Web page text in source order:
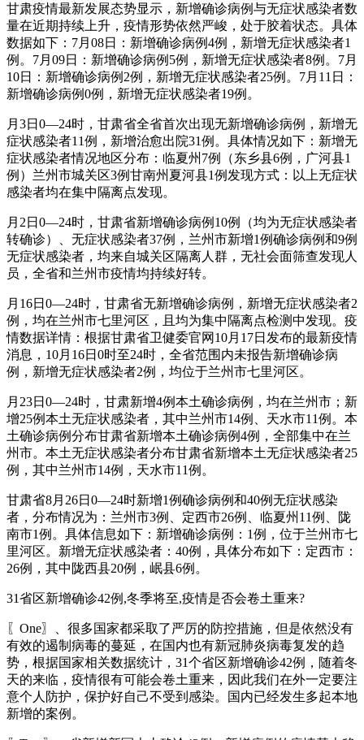
甘肃疫情最新发展态势显示，新增确诊病例与无症状感染者数
量在近期持续上升，疫情形势依然严峻，处于胶着状态。具体
数据如下：7月08日：新增确诊病例4例，新增无症状感染者1
例。7月09日：新增确诊病例5例，新增无症状感染者8例。7月
10日：新增确诊病例2例，新增无症状感染者25例。7月11日：
新增确诊病例0例，新增无症状感染者19例。
月3日0—24时，甘肃省全省首次出现无新增确诊病例，新增无
症状感染者11例，新增治愈出院31例。具体情况如下：新增无
症状感染者情况地区分布：临夏州7例（东乡县6例，广河县1
例）兰州市城关区3例甘南州夏河县1例发现方式：以上无症状
感染者均在集中隔离点发现。
月2日0—24时，甘肃省新增确诊病例10例（均为无症状感染者
转确诊）、无症状感染者37例，兰州市新增1例确诊病例和9例
无症状感染者，均来自城关区隔离人群，无社会面筛查发现人
员，全省和兰州市疫情均持续好转。
月16日0—24时，甘肃省无新增确诊病例，新增无症状感染者2
例，均在兰州市七里河区，且均为集中隔离点检测中发现。疫
情数据详情：根据甘肃省卫健委官网10月17日发布的最新疫情
消息，10月16日0时至24时，全省范围内未报告新增确诊病
例，新增无症状感染者2例，均位于兰州市七里河区。
月23日0—24时，甘肃新增4例本土确诊病例，均在兰州市；新
增25例本土无症状感染者，其中兰州市14例、天水市11例。本
土确诊病例分布甘肃省新增本土确诊病例4例，全部集中在兰
州市。本土无症状感染者分布甘肃省新增本土无症状感染者25
例，其中兰州市14例，天水市11例。
甘肃省8月26日0—24时新增1例确诊病例和40例无症状感染
者，分布情况为：兰州市3例、定西市26例、临夏州11例、陇
南市1例。具体信息如下：新增确诊病例：1例，位于兰州市七
里河区。新增无症状感染者：40例，具体分布如下：定西市：
26例，其中陇西县20例，岷县6例。
31省区新增确诊42例,冬季将至,疫情是否会卷土重来?
〖One〗、很多国家都采取了严厉的防控措施，但是依然没有
有效的遏制病毒的蔓延，在国内也有新冠肺炎病毒复发的趋
势，根据国家相关数据统计，31个省区新增确诊42例，随着冬
天的来临，疫情很有可能会卷土重来，因此我们在外一定要注
意个人防护，保护好自己不受到感染。国内已经发生多起本地
新增的案例。